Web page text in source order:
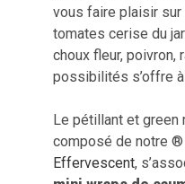
vous faire plaisir
tomates cerise du
choux fleur, poivron,
possibilités s’offre
Le pétillant et green
composé de notre ®
Effervescent,